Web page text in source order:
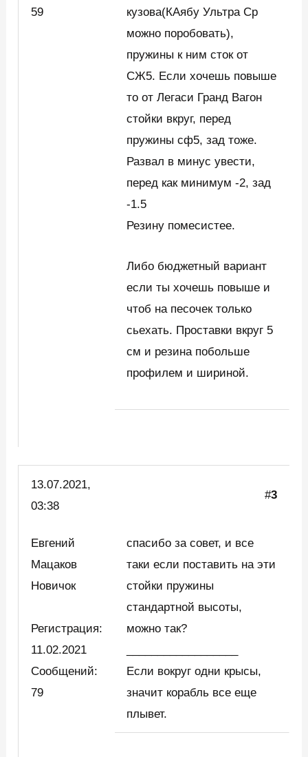
59
кузова(КАябу Ультра Ср
можно поробовать),
пружины к ним сток от
СЖ5. Если хочешь повыше
то от Легаси Гранд Вагон
стойки вкруг, перед
пружины сф5, зад тоже.
Развал в минус увести,
перед как минимум -2, зад
-1.5
Резину помесистее.
Либо бюджетный вариант
если ты хочешь повыше и
чтоб на песочек только
сьехать. Проставки вкруг 5
см и резина побольше
профилем и шириной.
13.07.2021,
03:38
#3
Евгений
Мацаков
Новичок
Регистрация:
11.02.2021
Сообщений:
79
спасибо за совет, и все
таки если поставить на эти
стойки пружины
стандартной высоты,
можно так?
Если вокруг одни крысы,
значит корабль все еще
плывет.